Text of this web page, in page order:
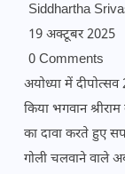
Siddhartha
19 अक्टूबर 2025
0 Comments
अयोध्या में
किया भगवान
का दावा करते हुए
गोली चलवाने वाले